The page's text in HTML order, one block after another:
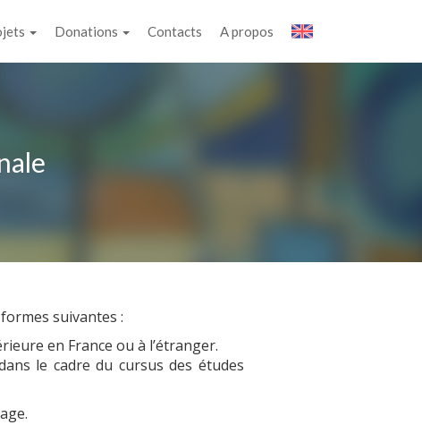
Donations Contacts A propos
suivantes :
en France ou à l’étranger.
le cadre du cursus des études